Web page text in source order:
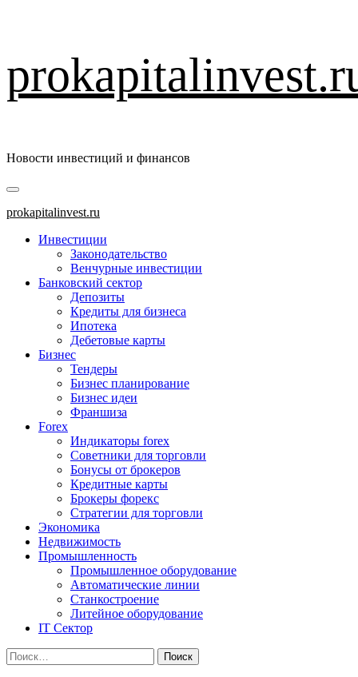
к
содержимому
Новости инвестиций и финансов
Основное
меню
prokapitalinvest.ru
Инвестиции
Законодательство
Венчурные инвестиции
Банковский сектор
Депозиты
Кредиты для бизнеса
Ипотека
Дебетовые карты
Бизнес
Тендеры
Бизнес планирование
Бизнес идеи
Франшиза
Forex
Индикаторы forex
Советники для торговли
Бонусы от брокеров
Кредитные карты
Брокеры форекс
Стратегии для торговли
Экономика
Недвижимость
Промышленность
Промышленное оборудование
Автоматические линии
Станкостроение
Литейное оборудование
IT Сектор
Найти: